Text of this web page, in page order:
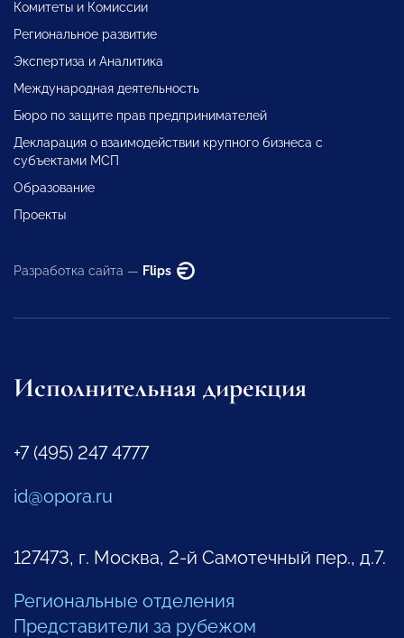
Комитеты и Комиссии
Региональное развитие
Экспертиза и Аналитика
Международная деятельность
Бюро по защите прав предпринимателей
Декларация о взаимодействии крупного бизнеса с
субъектами МСП
Образование
Проекты
Разработка сайта — Flips
Исполнительная дирекция
+7 (495) 247 4777
id@opora.ru
127473, г. Москва, 2-й Самотечный пер., д.7.
Региональные отделения
Представители за рубежом